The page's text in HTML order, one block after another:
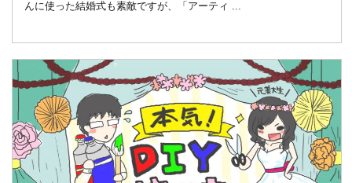
んに使った結婚式も素敵ですが、「アーティ ...